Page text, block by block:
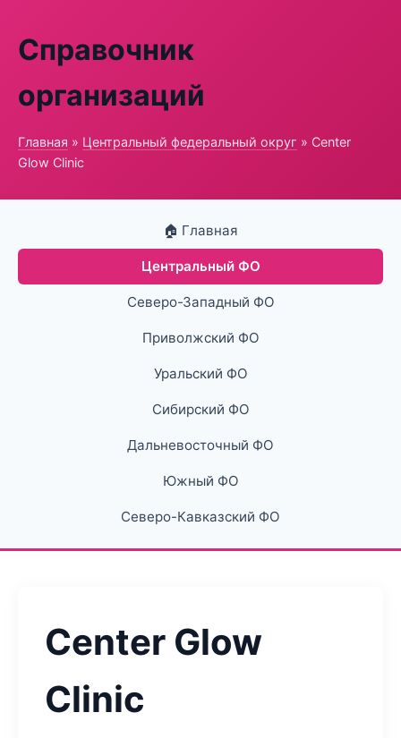
Справочник
организаций
Главная » Центральный федеральный округ » Center
Glow Clinic
🏠 Главная
Центральный ФО
Северо-Западный ФО
Приволжский ФО
Уральский ФО
Сибирский ФО
Дальневосточный ФО
Южный ФО
Северо-Кавказский ФО
Center Glow
Clinic